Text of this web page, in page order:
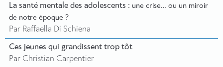
La santé mentale des adolescents : une crise… ou un miroir
de notre époque ?
Par Raffaella Di Schiena
Ces jeunes qui grandissent trop tôt
Par Christian Carpentier